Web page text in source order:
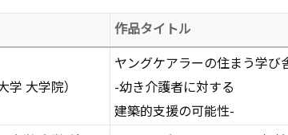
作品タイトル
学 大学院）
ヤングケアラーの住まう学び
-幼き介護者に対する
建築的支援の可能性-